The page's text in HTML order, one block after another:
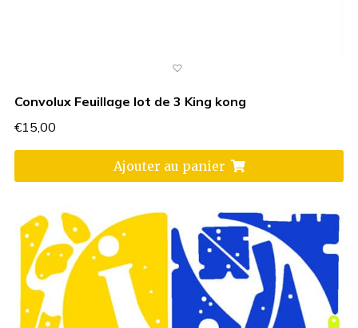
Convolux Feuillage lot de 3 King kong
€15,00
Ajouter au panier